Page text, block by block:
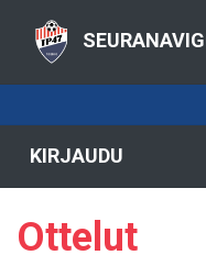
KIRJAUDU
Ottelut